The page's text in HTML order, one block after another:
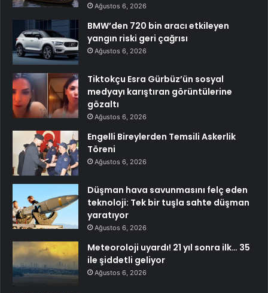
Ağustos 6, 2026
BMW’den 720 bin aracı etkileyen
yangın riski geri çağrısı
Ağustos 6, 2026
Tiktokçu Esra Gürbüz’ün sosyal
medyayı karıştıran görüntülerine
gözaltı
Ağustos 6, 2026
Engelli Bireylerden Temsili Askerlik
Töreni
Ağustos 6, 2026
Düşman hava savunmasını felç eden
teknoloji: Tek bir tuşla sahte düşman
yaratıyor
Ağustos 6, 2026
Meteoroloji uyardı! 21 yıl sonra ilk… 35
ile şiddetli geliyor
Ağustos 6, 2026